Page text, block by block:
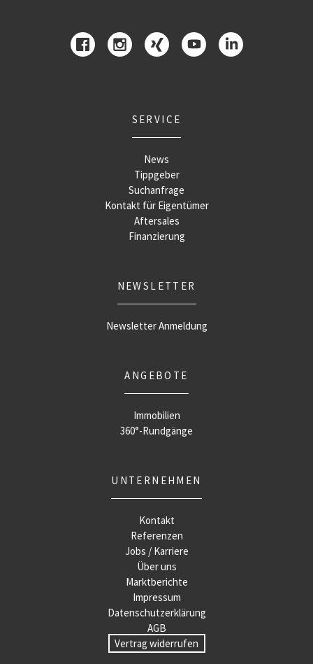
SERVICE
News
Tippgeber
Suchanfrage
Kontakt für Eigentümer
Aftersales
Finanzierung
NEWSLETTER
Newsletter Anmeldung
ANGEBOTE
Immobilien
360°-Rundgänge
UNTERNEHMEN
Kontakt
Referenzen
Jobs / Karriere
Über uns
Marktberichte
Impressum
Datenschutzerklärung
AGB
Vertrag widerrufen